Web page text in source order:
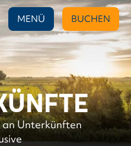
MENÜ BUCHEN
Unterkünften